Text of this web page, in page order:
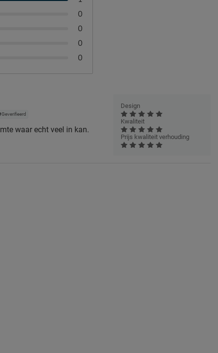
0
0
0
0
Geverifieerd
waar echt veel in kan.
Design
Kwaliteit
Prijs kwaliteit verhouding